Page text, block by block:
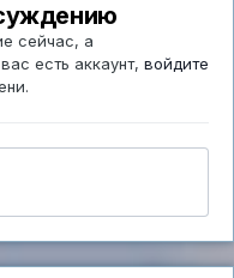
сейчас, а
есть аккаунт, войдите